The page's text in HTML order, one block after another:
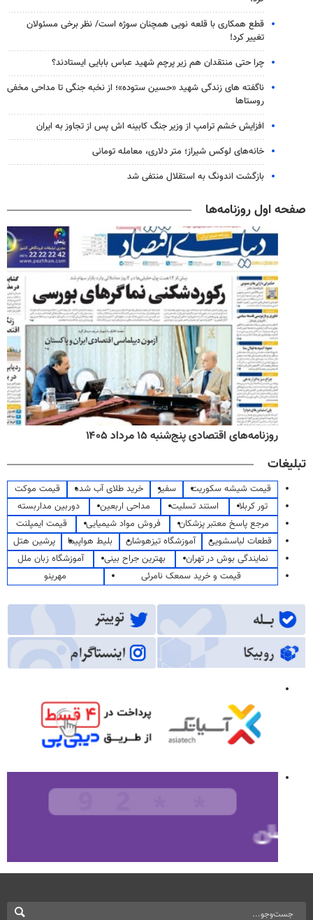
قطع همکاری با قلعه نویی همچنان سوژه است/ نظر برخی مسئولان
تغییر کرد!
چرا حتی منتقدان هم زیر پرچم شهید عباس بابایی ایستادند؟
ناگفته های زندگی شهید «حسین ستوده»؛ از نخبه جنگی تا مداحی مخفی
روستاها
افزایش خشم ترامپ از وزیر جنگ کابینه اش پس از تجاوز به ایران
خانه‌های لوکس شیراز؛ متر دلاری، معامله تومانی
بازگشت اندونگ به استقلال منتفی شد
صفحه اول روزنامه‌ها
روزنامه‌های اقتصادی پنج‌شنبه ۱۵ مرداد ۱۴۰۵
تبلیغات
قیمت شیشه سکوریت سفیر خرید طلای آب شده
قیمت موکت
تور کربلا
استند تسلیت مداحی اربعین
دوربین مداربسته
مرجع پاسخ معتبر پزشکان
فروش مواد شیمیایی
قیمت ایمپلنت
قطعات لباسشویی
آموزشگاه تیزهوشان بلیط هواپیما
پرشین هتل
نمایندگی بوش در تهران
بهترین جراح بینی
آموزشگاه زبان ملل
قیمت و خرید سمعک نامرئی
مهرینو